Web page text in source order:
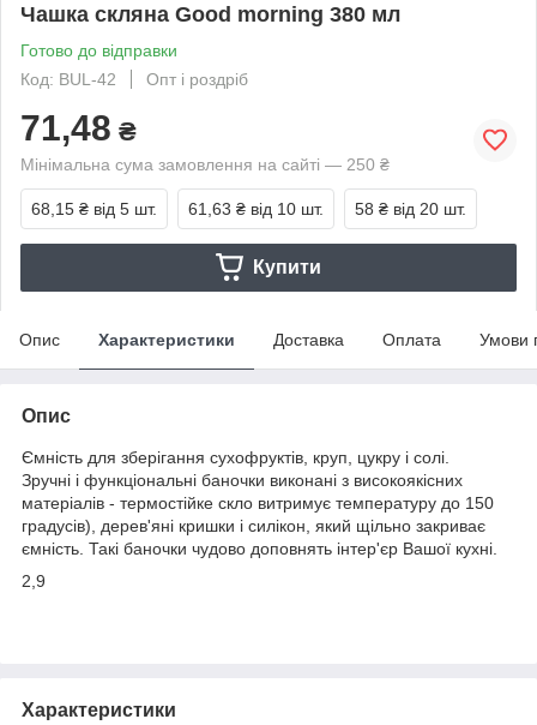
Чашка скляна Good morning 380 мл
Готово до відправки
Код: BUL-42
Опт і роздріб
71,48 ₴
Мінімальна сума замовлення на сайті — 250 ₴
68,15 ₴ від 5 шт. 61,63 ₴ від 10 шт. 58 ₴ від 20 шт.
Купити
Опис Характеристики Доставка Оплата Умови
Опис
Ємність для зберігання сухофруктів, круп, цукру і солі.
Зручні і функціональні баночки виконані з високоякісних
матеріалів - термостійке скло витримує температуру до 150
градусів), дерев'яні кришки і силікон, який щільно закриває
ємність. Такі баночки чудово доповнять інтер'єр Вашої кухні.
2,9
Характеристики